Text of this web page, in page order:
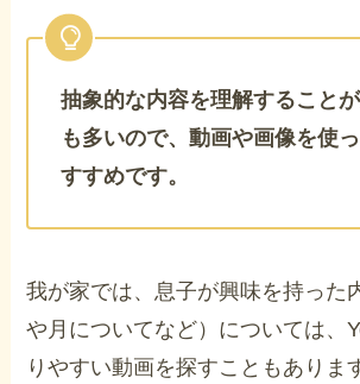
抽象的な内容を理解すること
も多いので、動画や画像を使
すすめです。
我が家では、息子が興味を持った
や月についてなど）については、
りやすい動画を探すこともありま